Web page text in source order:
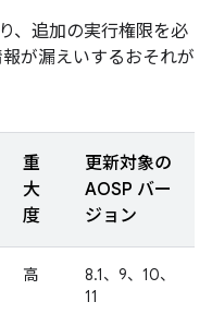
、追加の実行権限を必
が漏えいするおそれが
重
大
度
更新対象の
AOSP バー
ジョン
高
8.1、9、10、
11